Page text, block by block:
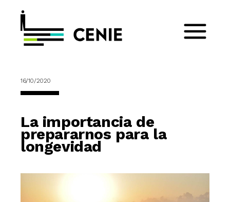
16/10/2020
La importancia de
prepararnos para la
longevidad